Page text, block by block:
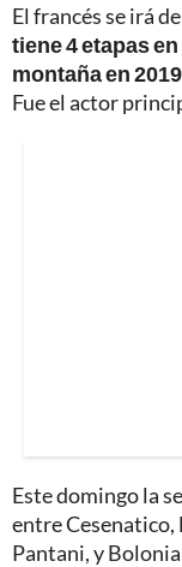
El francés se irá
tiene 4 etapas
montaña en
Fue el actor
Este domingo la
entre
Pantani, y